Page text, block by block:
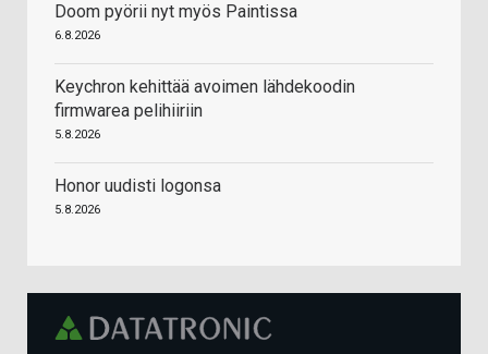
Doom pyörii nyt myös Paintissa
6.8.2026
Keychron kehittää avoimen lähdekoodin
firmwarea pelihiiriin
5.8.2026
Honor uudisti logonsa
5.8.2026